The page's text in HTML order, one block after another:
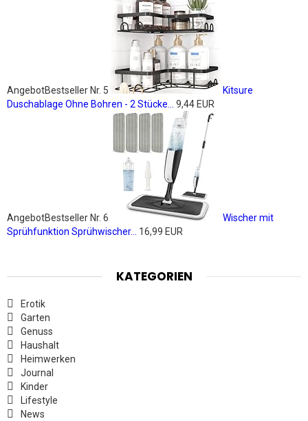
AngebotBestseller Nr. 5
Kitsure
Duschablage Ohne Bohren - 2 Stücke...
9,44 EUR
AngebotBestseller Nr. 6
Wischer mit
Sprühfunktion Sprühwischer...
16,99 EUR
KATEGORIEN
Erotik
Garten
Genuss
Haushalt
Heimwerken
Journal
Kinder
Lifestyle
News